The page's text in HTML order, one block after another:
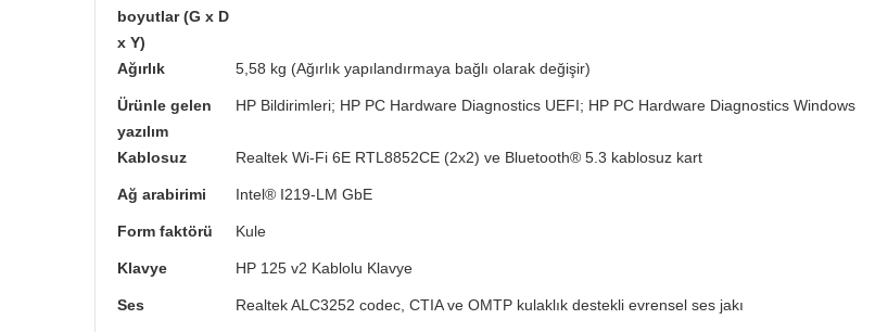
boyutlar (G x D
x Y)
Ağırlık 5,58 kg (Ağırlık yapılandırmaya bağlı olarak değişir)
Ürünle gelen
yazılım
HP Bildirimleri; HP PC Hardware Diagnostics UEFI; HP PC Hardware Diagnostics Windows
Kablosuz Realtek Wi-Fi 6E RTL8852CE (2x2) ve Bluetooth® 5.3 kablosuz kart
Ağ arabirimi Intel® I219-LM GbE
Form faktörü Kule
Klavye HP 125 v2 Kablolu Klavye
Ses Realtek ALC3252 codec, CTIA ve OMTP kulaklık destekli evrensel ses jakı